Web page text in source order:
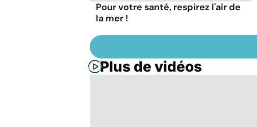
Pour votre santé, respirez l'air de
la mer !
Plus de vidéos